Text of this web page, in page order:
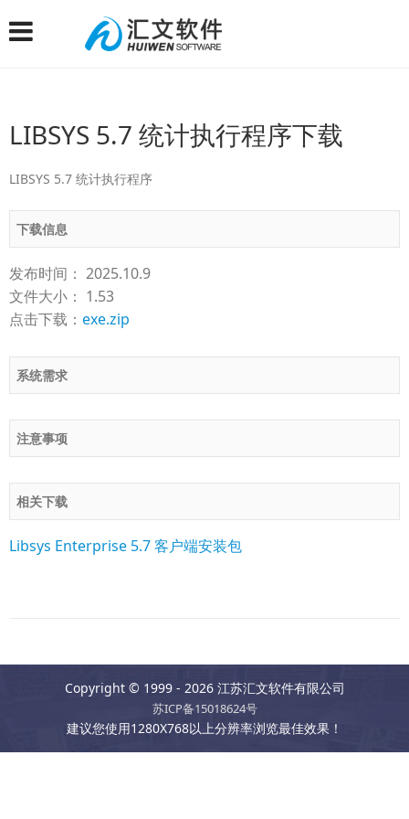
LIBSYS 5.7 统计执行程序下载
LIBSYS 5.7 统计执行程序
下载信息
发布时间： 2025.10.9
文件大小： 1.53
点击下载： exe.zip
系统需求
注意事项
相关下载
Libsys Enterprise 5.7 客户端安装包
Copyright © 1999 - 2026 江苏汇文软件有限公司
苏ICP备15018624号
建议您使用1280X768以上分辨率浏览最佳效果！